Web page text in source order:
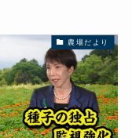
農場だより